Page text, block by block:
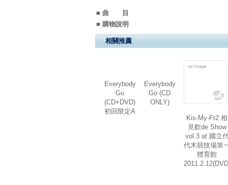
■ 曲 目
■ 購物說明
相關推薦
Everybody
Go
(CD+DVD)
初回限定A
Everybody
Go (CD
ONLY)
Kis-My-Ft2 相
見歡de Show
vol.3 at 國立
代木競技場第
體育館